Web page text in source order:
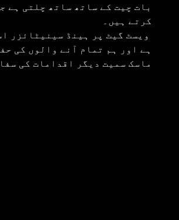
بات چیت کے ساتھ ساتھ چلتی ہے
کرتے ہیں۔
ویسٹ گیٹ پر ہینڈ سینیٹائزر
ہے اور ہم تمام آنے والوں کی
ماسک سمیت دیگر اقدامات کی